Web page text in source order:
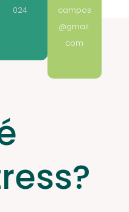
024
campos
@gmail.
com